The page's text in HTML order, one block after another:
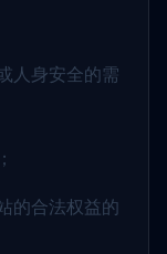
人身安全的需
的合法权益的